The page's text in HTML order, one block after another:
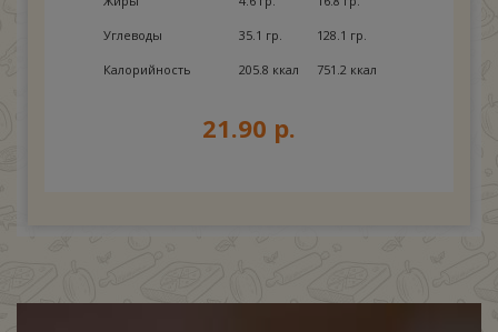
Углеводы 35.1 гр. 128.1 гр.
Калорийность 205.8 ккал 751.2 ккал
21.90 р.